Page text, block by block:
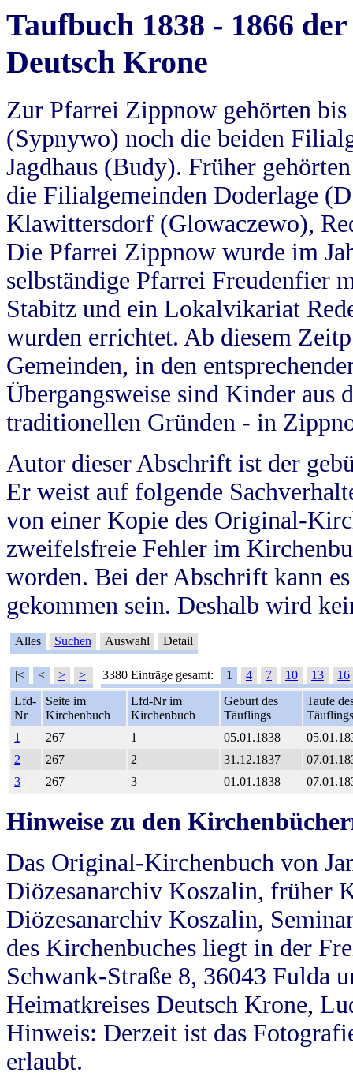
Taufbuch 1838 - 1866
Deutsch Krone
Zur Pfarrei Zippnow gehörten
(Sypnywo) noch die beiden
Jagdhaus (Budy). Früher
die Filialgemeinden Doderlage
Klawittersdorf (Glowaczewo),
Die Pfarrei Zippnow wurde im
selbständige Pfarrei Freudenfier
Stabitz und ein Lokalvikariat
wurden errichtet. Ab diesem
Gemeinden, in den
Übergangsweise sind Kinder aus
traditionellen Gründen - in
Autor dieser Abschrift ist der
Er weist auf folgende
von einer Kopie des Original-
zweifelsfreie Fehler im
worden. Bei der Abschrift kann
gekommen sein. Deshalb wird
Alles Suchen Auswahl Detail
|< < > >| 3380 Einträge gesamt: 1 4 7 10 13
16
Lfd-
Nr
Seite im
Kirchenbuch
Lfd-Nr im
Kirchenbuch
Geburt des
Täuflings
Taufe
Täuflings
1
267 1 05.01.1838
2
267 2 31.12.1837
3
267 3 01.01.1838
Hinweise zu den
Das Original-Kirchenbuch von
Diözesanarchiv Koszalin, früher
Diözesanarchiv Koszalin,
des Kirchenbuches liegt in der
Schwank-Straße 8, 36043 Fulda
Heimatkreises Deutsch Krone,
Hinweis: Derzeit ist das
erlaubt.